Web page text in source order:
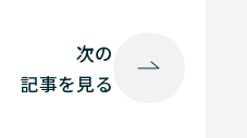
次の
記事を見る